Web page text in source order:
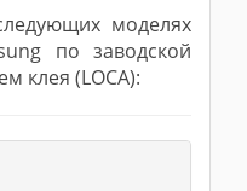
моделях
по заводской
клея (LOCA):